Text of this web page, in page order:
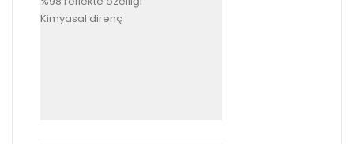
Kimyasal direnç